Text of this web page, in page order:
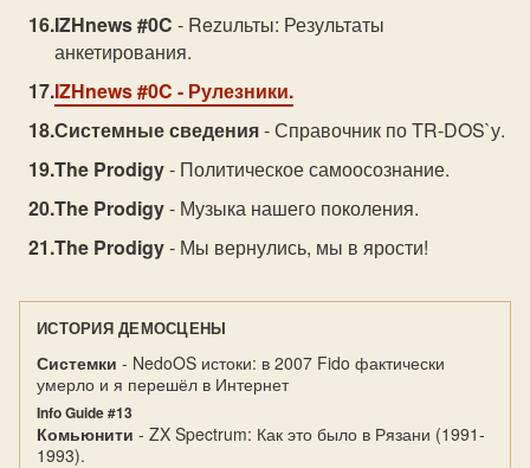
IZHnews #0C - Rezuльты: Результаты
анкетирования.
IZHnews #0C - Рулезники.
Системные сведения- Справочник по TR-DOS`у.
The Prodigy- Политическое самоосознание.
The Prodigy- Музыка нашего поколения.
The Prodigy- Мы вернулись, мы в ярости!
ИСТОРИЯ ДЕМОСЦЕНЫ
Системки - NedoOS истоки: в 2007 Fido фактически
умерло и я перешёл в Интернет
Info Guide #13
Комьюнити - ZX Spectrum: Как это было в Рязани (1991-
1993).